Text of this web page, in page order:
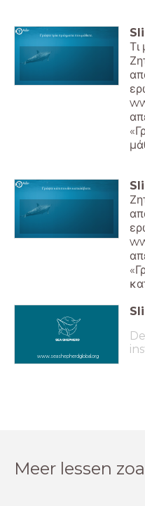
Γράψτε τρία πράγματα που μάθατε.
Τι
Γράψτε κάτι που δεν καταλάβατε.
www.seashepherdglobal.org
Meer lessen